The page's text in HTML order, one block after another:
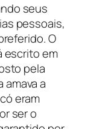
seus
pessoais,
O
escrito em
pela
amava a
eram
ser o